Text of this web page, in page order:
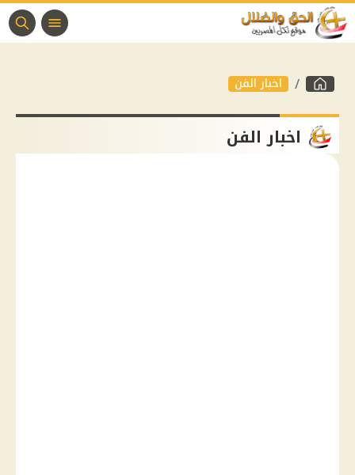
اخبار الفن
اخبار الفن